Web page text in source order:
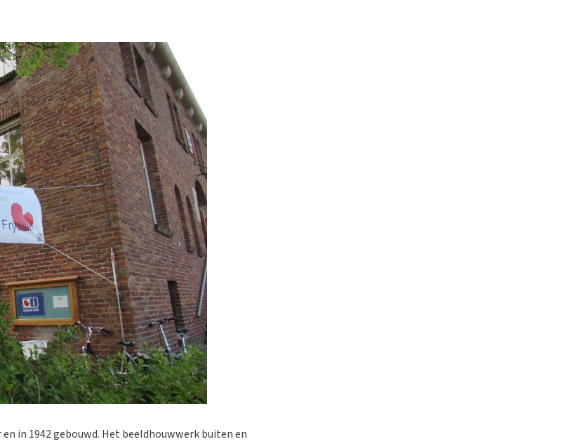
in 1942 gebouwd. Het beeldhouwwerk buiten en